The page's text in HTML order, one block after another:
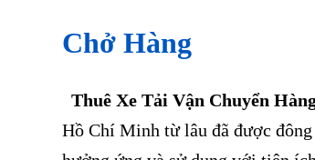
Chở Hàng
Thuê Xe Tải Vận Chuyển
Hồ Chí Minh từ lâu đã được